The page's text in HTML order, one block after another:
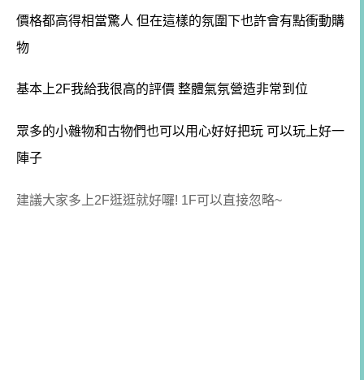
價格都高得相當驚人 但在這樣的氛圍下也許會有點衝動購
物
基本上2F我給我很高的評價 整體氣氛營造非常到位
眾多的小雜物和古物們也可以用心好好把玩 可以玩上好一
陣子
建議大家多上2F逛逛就好囉! 1F可以直接忽略~